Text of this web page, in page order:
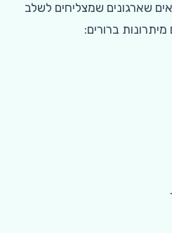
שארגונים שמצליחים לשלב
מיתרונות ברורים: